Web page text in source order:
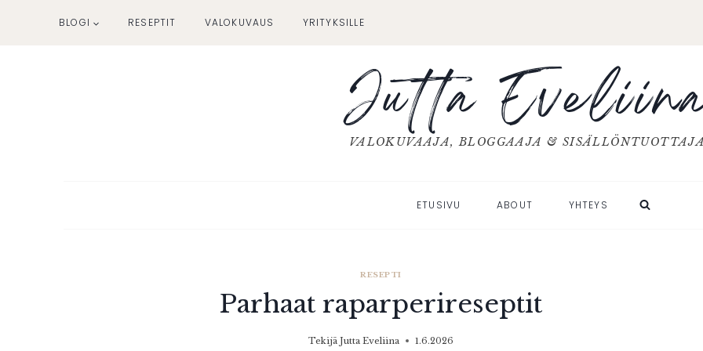
BLOGI RESEPTIT VALOKUVAUS YRITYKSILLE
Jutta
VALOKUVAAJA, BLOGGAAJA &
ETUSIVU ABOUT YHTEYS
RESEPTI
Parhaat raparperireseptit
Tekijä Jutta Eveliina 1.6.2026